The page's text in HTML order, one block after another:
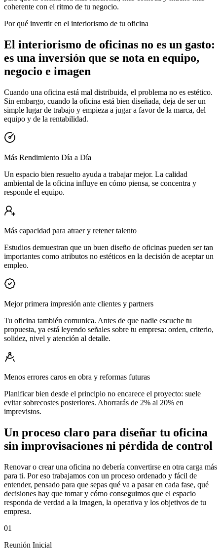
coherente con el ritmo de tu negocio.
Por qué invertir en el interiorismo de tu oficina
El interiorismo de oficinas no es un gasto:
es una inversión que se nota en equipo,
negocio e imagen
Cuando una oficina está mal distribuida, el problema no es estético.
Sin embargo, cuando la oficina está bien diseñada, deja de ser un
simple lugar de trabajo y empieza a jugar a favor de la marca, del
equipo y de la rentabilidad.
Más Rendimiento Día a Día
Un espacio bien resuelto ayuda a trabajar mejor. La calidad
ambiental de la oficina influye en cómo piensa, se concentra y
responde el equipo.
Más capacidad para atraer y retener talento
Estudios demuestran que un buen diseño de oficinas pueden ser tan
importantes como atributos no estéticos en la decisión de aceptar un
empleo.
Mejor primera impresión ante clientes y partners
Tu oficina también comunica. Antes de que nadie escuche tu
propuesta, ya está leyendo señales sobre tu empresa: orden, criterio,
solidez, nivel y atención al detalle.
Menos errores caros en obra y reformas futuras
Planificar bien desde el principio no encarece el proyecto: suele
evitar sobrecostes posteriores. Ahorrarás de 2% al 20% en
imprevistos.
Un proceso claro para diseñar tu oficina
sin improvisaciones ni pérdida de control
Renovar o crear una oficina no debería convertirse en otra carga más
para ti. Por eso trabajamos con un proceso ordenado y fácil de
entender, pensado para que sepas qué va a pasar en cada fase, qué
decisiones hay que tomar y cómo conseguimos que el espacio
responda de verdad a la imagen, la operativa y los objetivos de tu
empresa.
01
Reunión Inicial